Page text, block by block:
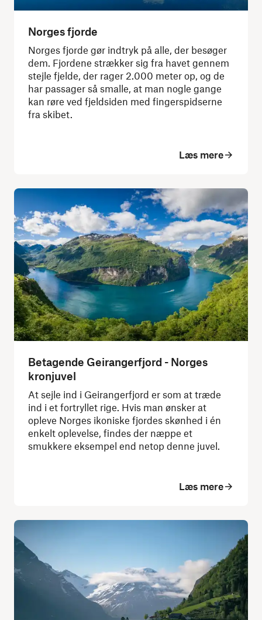
Norges fjorde
Norges fjorde gør indtryk på alle, der besøger
dem. Fjordene strækker sig fra havet gennem
stejle fjelde, der rager 2.000 meter op, og de
har passager så smalle, at man nogle gange
kan røre ved fjeldsiden med fingerspidserne
fra skibet.
Læs mere
Betagende Geirangerfjord - Norges
kronjuvel
At sejle ind i Geirangerfjord er som at træde
ind i et fortryllet rige. Hvis man ønsker at
opleve Norges ikoniske fjordes skønhed i én
enkelt oplevelse, findes der næppe et
smukkere eksempel end netop denne juvel.
Læs mere